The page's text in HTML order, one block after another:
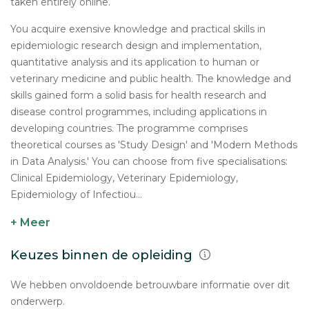
You acquire exensive knowledge and practical skills in
epidemiologic research design and implementation,
quantitative analysis and its application to human or
veterinary medicine and public health. The knowledge and
skills gained form a solid basis for health research and
disease control programmes, including applications in
developing countries. The programme comprises
theoretical courses as 'Study Design' and 'Modern Methods
in Data Analysis.' You can choose from five specialisations:
Clinical Epidemiology, Veterinary Epidemiology,
Epidemiology of Infectiou...
+ Meer
Keuzes binnen de opleiding
We hebben onvoldoende betrouwbare informatie over dit
onderwerp.